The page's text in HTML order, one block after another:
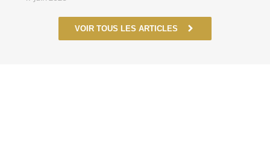
VOIR TOUS LES ARTICLES